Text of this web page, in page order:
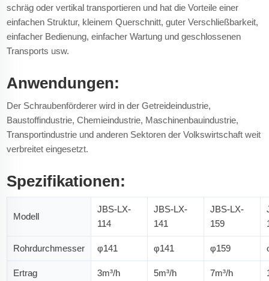
schräg oder vertikal transportieren und hat die Vorteile einer
einfachen Struktur, kleinem Querschnitt, guter Verschließbarkeit,
einfacher Bedienung, einfacher Wartung und geschlossenen
Transports usw.
Anwendungen:
Der Schraubenförderer wird in der Getreideindustrie,
Baustoffindustrie, Chemieindustrie, Maschinenbauindustrie,
Transportindustrie und anderen Sektoren der Volkswirtschaft weit
verbreitet eingesetzt.
Spezifikationen:
Modell
JBS-LX-
114
JBS-LX-
141
JBS-LX-
159
Rohrdurchmesser φ141 φ141 φ159
Ertrag 3m³/h 5m³/h 7m³/h